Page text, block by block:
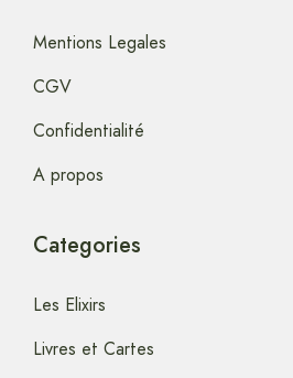
Mentions Legales
CGV
Confidentialité
A propos
Categories
Les Elixirs
Livres et Cartes